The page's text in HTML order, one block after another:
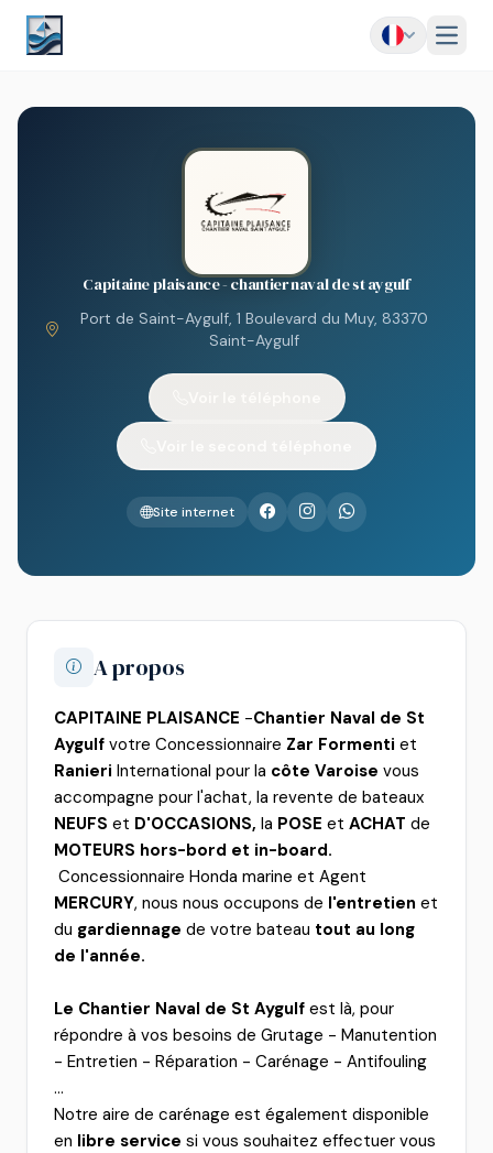
Menu
Capitaine plaisance - chantier naval de st aygulf
Port de Saint-Aygulf, 1 Boulevard du Muy, 83370
Saint-Aygulf
Site internet
A propos
CAPITAINE PLAISANCE -Chantier Naval de St
Aygulf votre Concessionnaire Zar Formenti et
Ranieri International pour la côte Varoise vous
accompagne pour l'achat, la revente de bateaux
NEUFS et D'OCCASIONS, la POSE et ACHAT de
MOTEURS hors-bord et in-board.
Concessionnaire Honda marine et Agent
MERCURY, nous nous occupons de l'entretien et
du gardiennage de votre bateau tout au long
de l'année.
Le Chantier Naval de St Aygulf est là, pour
répondre à vos besoins de Grutage - Manutention
- Entretien - Réparation - Carénage - Antifouling
...
Notre aire de carénage est également disponible
en libre service si vous souhaitez effectuer vous